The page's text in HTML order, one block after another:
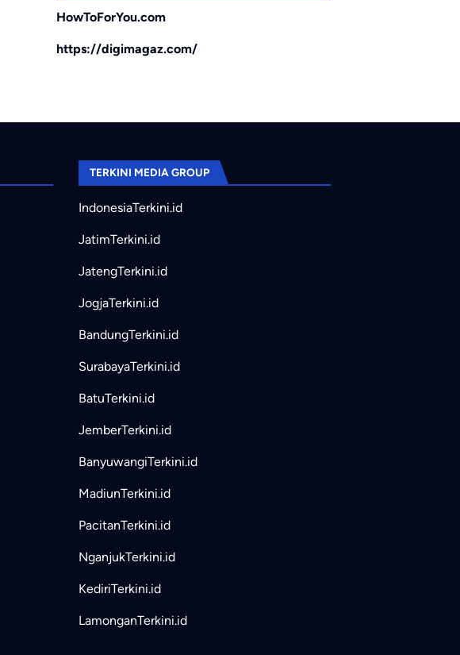
HowToForYou.com
https://digimagaz.com/
TERKINI MEDIA GROUP
IndonesiaTerkini.id
JatimTerkini.id
JatengTerkini.id
JogjaTerkini.id
BandungTerkini.id
SurabayaTerkini.id
BatuTerkini.id
JemberTerkini.id
BanyuwangiTerkini.id
MadiunTerkini.id
PacitanTerkini.id
NganjukTerkini.id
KediriTerkini.id
LamonganTerkini.id